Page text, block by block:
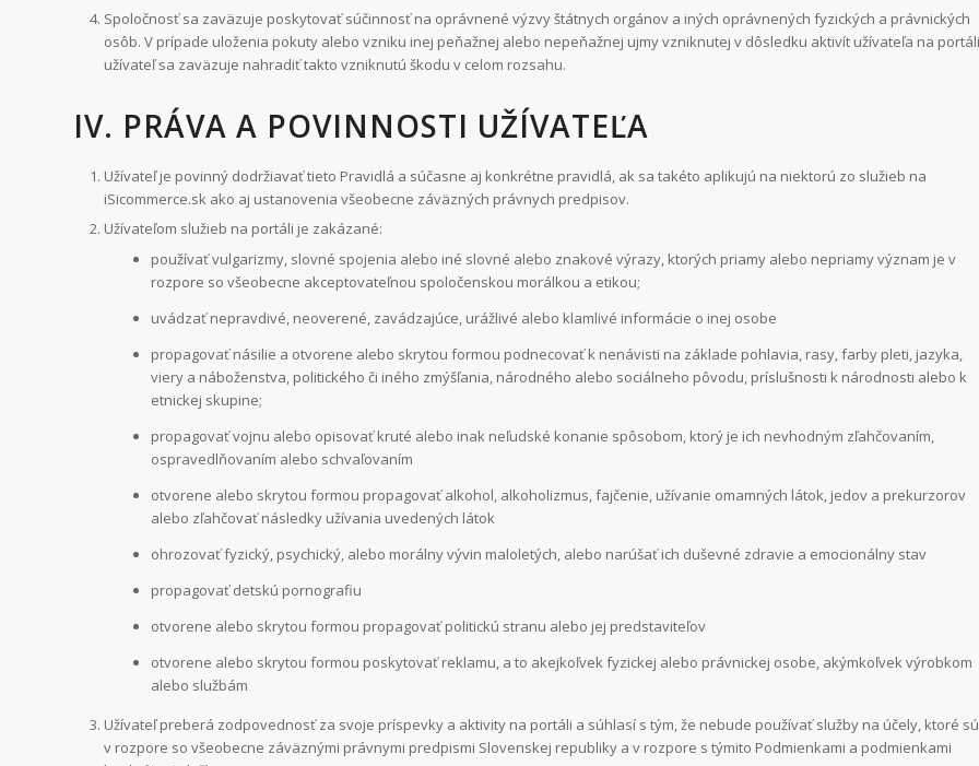
Spoločnosť sa zaväzuje poskytovať súčinnosť na oprávnené výzvy štátnych orgánov a iných oprávnených fyzických a právnických
osôb. V prípade uloženia pokuty alebo vzniku inej peňažnej alebo nepeňažnej ujmy vzniknutej v dôsledku aktivít užívateľa na
užívateľ sa zaväzuje nahradiť takto vzniknutú škodu v celom rozsahu.
IV. PRÁVA A POVINNOSTI UŽÍVATEĽA
Užívateľ je povinný dodržiavať tieto Pravidlá a súčasne aj konkrétne pravidlá, ak sa takéto aplikujú na niektorú zo služieb na
iSicommerce.sk ako aj ustanovenia všeobecne záväzných právnych predpisov.
Užívateľom služieb na portáli je zakázané:
používať vulgarizmy, slovné spojenia alebo iné slovné alebo znakové výrazy, ktorých priamy alebo nepriamy význam je v
rozpore so všeobecne akceptovateľnou spoločenskou morálkou a etikou;
uvádzať nepravdivé, neoverené, zavádzajúce, urážlivé alebo klamlivé informácie o inej osobe
propagovať násilie a otvorene alebo skrytou formou podnecovať k nenávisti na základe pohlavia, rasy, farby pleti, jazyka,
viery a náboženstva, politického či iného zmýšľania, národného alebo sociálneho pôvodu, príslušnosti k národnosti alebo k
etnickej skupine;
propagovať vojnu alebo opisovať kruté alebo inak neľudské konanie spôsobom, ktorý je ich nevhodným zľahčovaním,
ospravedlňovaním alebo schvaľovaním
otvorene alebo skrytou formou propagovať alkohol, alkoholizmus, fajčenie, užívanie omamných látok, jedov a prekurzorov
alebo zľahčovať následky užívania uvedených látok
ohrozovať fyzický, psychický, alebo morálny vývin maloletých, alebo narúšať ich duševné zdravie a emocionálny stav
propagovať detskú pornografiu
otvorene alebo skrytou formou propagovať politickú stranu alebo jej predstaviteľov
otvorene alebo skrytou formou poskytovať reklamu, a to akejkoľvek fyzickej alebo právnickej osobe, akýmkoľvek výrobkom
alebo službám
Užívateľ preberá zodpovednosť za svoje príspevky a aktivity na portáli a súhlasí s tým, že nebude používať služby na účely, ktoré sú
v rozpore so všeobecne záväznými právnymi predpismi Slovenskej republiky a v rozpore s týmito Podmienkami a podmienkami